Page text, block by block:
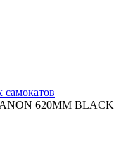
самокатов
620MM BLACK